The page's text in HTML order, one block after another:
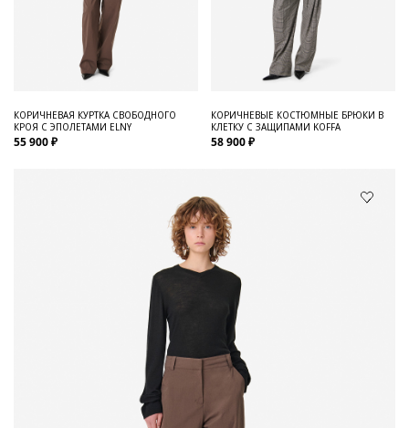
КОРИЧНЕВАЯ КУРТКА СВОБОДНОГО
КРОЯ С ЭПОЛЕТАМИ ELNY
55 900 ₽
КОРИЧНЕВЫЕ КОСТЮМНЫЕ БРЮКИ В
КЛЕТКУ С ЗАЩИПАМИ KOFFA
58 900 ₽